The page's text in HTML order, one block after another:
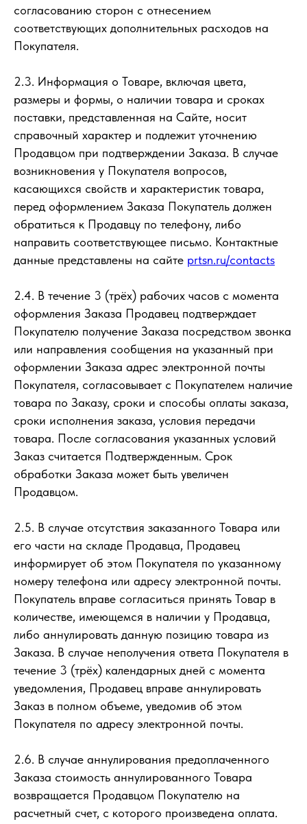
согласованию сторон с отнесением
соответствующих дополнительных расходов на
Покупателя.
2.3. Информация о Товаре, включая цвета,
размеры и формы, о наличии товара и сроках
поставки, представленная на Сайте, носит
справочный характер и подлежит уточнению
Продавцом при подтверждении Заказа. В случае
возникновения у Покупателя вопросов,
касающихся свойств и характеристик товара,
перед оформлением Заказа Покупатель должен
обратиться к Продавцу по телефону, либо
направить соответствующее письмо. Контактные
данные представлены на сайте prtsn.ru/contacts
2.4. В течение 3 (трёх) рабочих часов с момента
оформления Заказа Продавец подтверждает
Покупателю получение Заказа посредством звонка
или направления сообщения на указанный при
оформлении Заказа адрес электронной почты
Покупателя, согласовывает с Покупателем наличие
товара по Заказу, сроки и способы оплаты заказа,
сроки исполнения заказа, условия передачи
товара. После согласования указанных условий
Заказ считается Подтвержденным. Срок
обработки Заказа может быть увеличен
Продавцом.
2.5. В случае отсутствия заказанного Товара или
его части на складе Продавца, Продавец
информирует об этом Покупателя по указанному
номеру телефона или адресу электронной почты.
Покупатель вправе согласиться принять Товар в
количестве, имеющемся в наличии у Продавца,
либо аннулировать данную позицию товара из
Заказа. В случае неполучения ответа Покупателя в
течение 3 (трёх) календарных дней с момента
уведомления, Продавец вправе аннулировать
Заказ в полном объеме, уведомив об этом
Покупателя по адресу электронной почты.
2.6. В случае аннулирования предоплаченного
Заказа стоимость аннулированного Товара
возвращается Продавцом Покупателю на
расчетный счет, с которого произведена оплата.